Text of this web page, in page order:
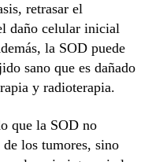
retrasar el
daño celular inicial
la SOD puede
sano que es dañado
y radioterapia.
que la SOD no
los tumores, sino